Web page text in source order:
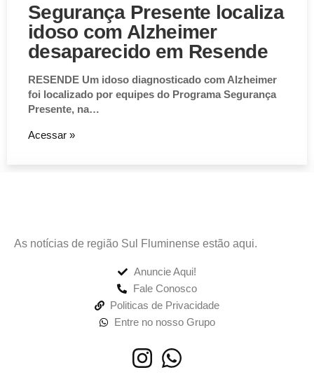
Segurança Presente localiza
idoso com Alzheimer
desaparecido em Resende
RESENDE Um idoso diagnosticado com Alzheimer
foi localizado por equipes do Programa Segurança
Presente, na…
Acessar »
As notícias de região Sul Fluminense estão aqui.
Anuncie Aqui!
Fale Conosco
Politicas de Privacidade
Entre no nosso Grupo